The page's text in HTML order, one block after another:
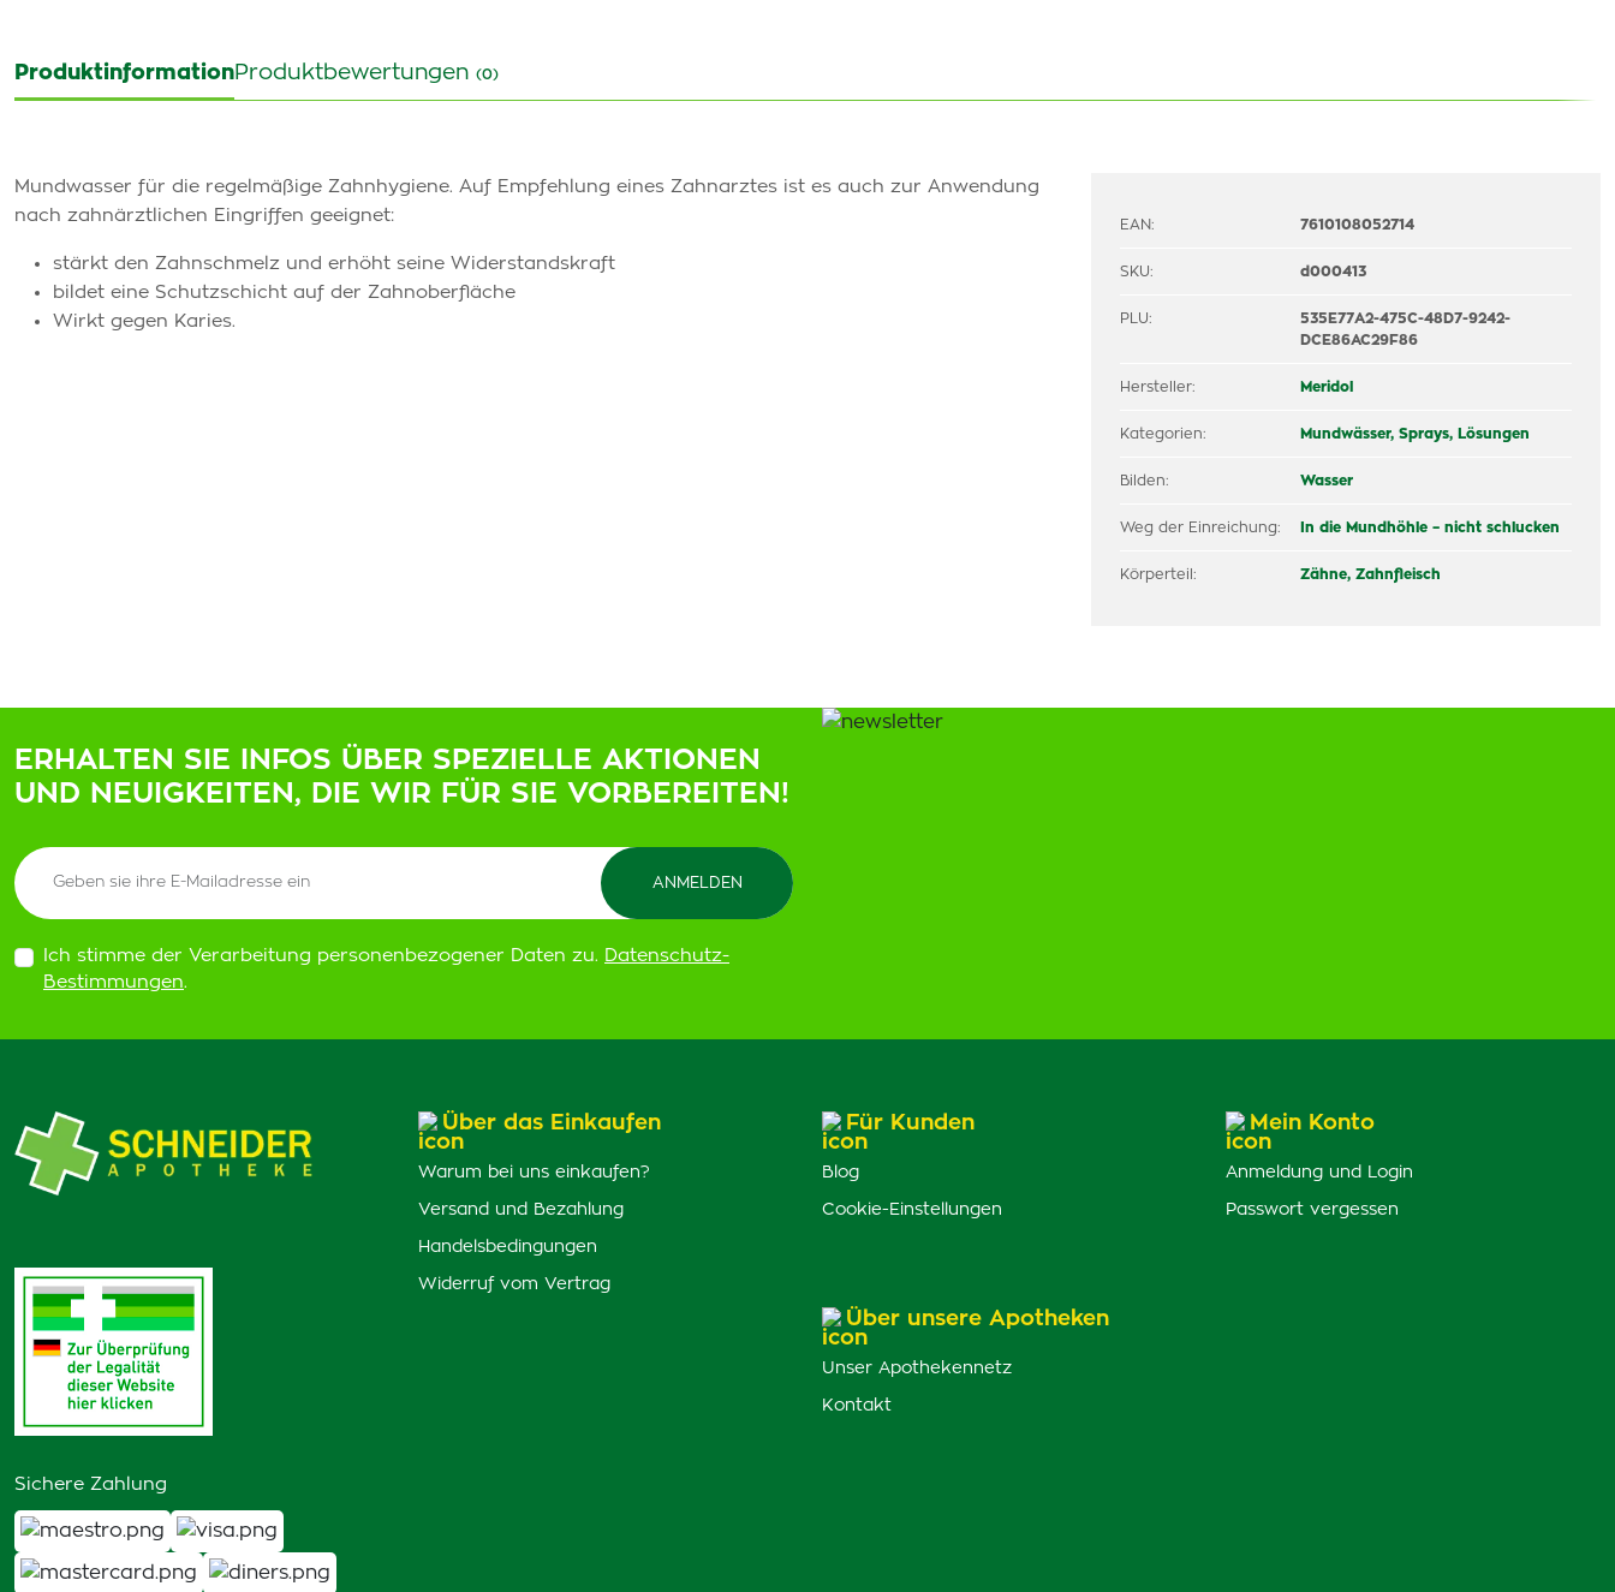
ProduktinformationProduktbewertungen (0)
Mundwasser für die regelmäßige Zahnhygiene. Auf Empfehlung eines Zahnarztes ist es auch zur Anwendung
nach zahnärztlichen Eingriffen geeignet:
stärkt den Zahnschmelz und erhöht seine Widerstandskraft
bildet eine Schutzschicht auf der Zahnoberfläche
Wirkt gegen Karies.
EAN: 7610108052714
SKU: d000413
PLU:
535E77A2-475C-48D7-9242-
DCE86AC29F86
Hersteller: Meridol
Kategorien: Mundwässer, Sprays, Lösungen
Bilden: Wasser
Weg der Einreichung: In die Mundhöhle – nicht schlucken
Körperteil: Zähne, Zahnfleisch
ERHALTEN SIE INFOS ÜBER SPEZIELLE AKTIONEN
UND NEUIGKEITEN, DIE WIR FÜR SIE VORBEREITEN!
Ich stimme der Verarbeitung personenbezogener Daten zu. Datenschutz-
Bestimmungen.
Sichere Zahlung
Über das Einkaufen
Warum bei uns einkaufen?
Versand und Bezahlung
Handelsbedingungen
Widerruf vom Vertrag
Für Kunden
Blog
Cookie-Einstellungen
Über unsere Apotheken
Unser Apothekennetz
Kontakt
Mein Konto
Anmeldung und Login
Passwort vergessen